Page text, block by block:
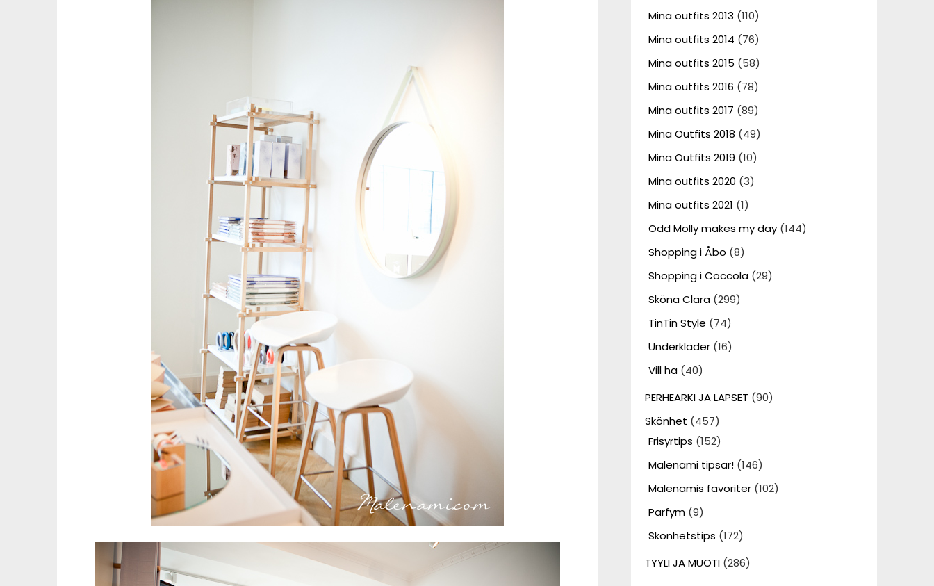
Mina outfits 2013 (110)
Mina outfits 2014 (76)
Mina outfits 2015 (58)
Mina outfits 2016 (78)
Mina outfits 2017 (89)
Mina Outfits 2018 (49)
Mina Outfits 2019 (10)
Mina outfits 2020 (3)
Mina outfits 2021 (1)
Odd Molly makes my day(144)
Shopping i Åbo (8)
Shopping i Coccola(29)
Sköna Clara(299)
TinTin Style (74)
Underkläder(16)
Vill ha(40)
PERHEARKI JA LAPSET (90)
Skönhet (457)
Frisyrtips (152)
Malenami tipsar!(146)
Malenamis favoriter(102)
Parfym(9)
Skönhetstips (172)
TYYLI JA MUOTI(286)